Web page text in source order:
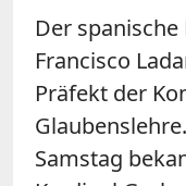
Der
Francisco
Präfekt der
Samstag